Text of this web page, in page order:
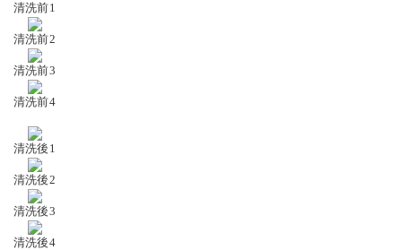
清洗前1
清洗前2
清洗前3
清洗前4
清洗後1
清洗後2
清洗後3
清洗後4